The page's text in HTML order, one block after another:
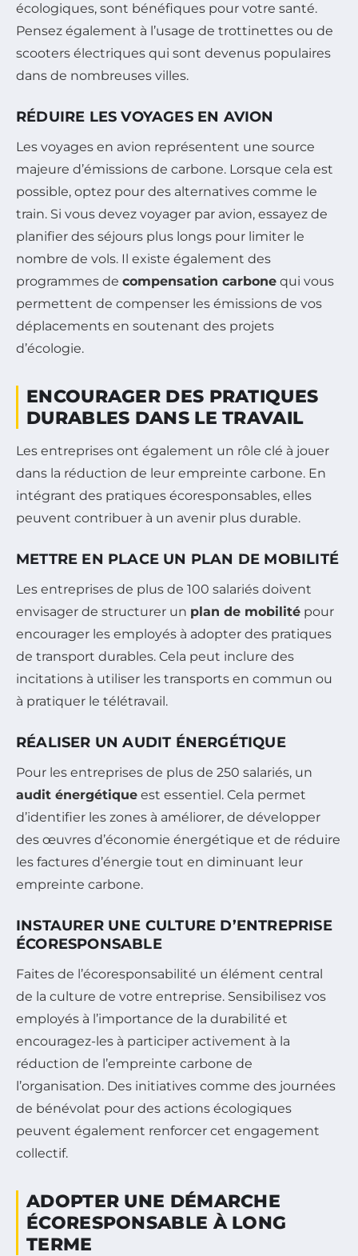
écologiques, sont bénéfiques pour votre santé.
Pensez également à l’usage de trottinettes ou de
scooters électriques qui sont devenus populaires
dans de nombreuses villes.
RÉDUIRE LES VOYAGES EN AVION
Les voyages en avion représentent une source
majeure d’émissions de carbone. Lorsque cela est
possible, optez pour des alternatives comme le
train. Si vous devez voyager par avion, essayez de
planifier des séjours plus longs pour limiter le
nombre de vols. Il existe également des
programmes de compensation carbone qui vous
permettent de compenser les émissions de vos
déplacements en soutenant des projets
d’écologie.
ENCOURAGER DES PRATIQUES
DURABLES DANS LE TRAVAIL
Les entreprises ont également un rôle clé à jouer
dans la réduction de leur empreinte carbone. En
intégrant des pratiques écoresponsables, elles
peuvent contribuer à un avenir plus durable.
METTRE EN PLACE UN PLAN DE MOBILITÉ
Les entreprises de plus de 100 salariés doivent
envisager de structurer un plan de mobilité pour
encourager les employés à adopter des pratiques
de transport durables. Cela peut inclure des
incitations à utiliser les transports en commun ou
à pratiquer le télétravail.
RÉALISER UN AUDIT ÉNERGÉTIQUE
Pour les entreprises de plus de 250 salariés, un
audit énergétique est essentiel. Cela permet
d’identifier les zones à améliorer, de développer
des œuvres d’économie énergétique et de réduire
les factures d’énergie tout en diminuant leur
empreinte carbone.
INSTAURER UNE CULTURE D’ENTREPRISE
ÉCORESPONSABLE
Faites de l’écoresponsabilité un élément central
de la culture de votre entreprise. Sensibilisez vos
employés à l’importance de la durabilité et
encouragez-les à participer activement à la
réduction de l’empreinte carbone de
l’organisation. Des initiatives comme des journées
de bénévolat pour des actions écologiques
peuvent également renforcer cet engagement
collectif.
ADOPTER UNE DÉMARCHE
ÉCORESPONSABLE À LONG
TERME